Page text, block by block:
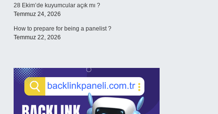
28 Ekim’de kuyumcular açık mı ?
Temmuz 24, 2026
How to prepare for being a panelist ?
Temmuz 22, 2026